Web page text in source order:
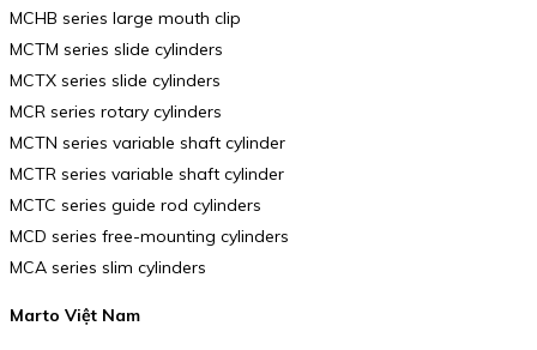
MCHB series large mouth clip
MCTM series slide cylinders
MCTX series slide cylinders
MCR series rotary cylinders
MCTN series variable shaft cylinder
MCTR series variable shaft cylinder
MCTC series guide rod cylinders
MCD series free-mounting cylinders
MCA series slim cylinders
Marto Việt Nam